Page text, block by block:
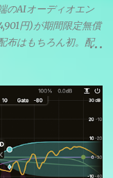
のAIオーディオエン
円)が期間限定無償
布はもちろん初。配